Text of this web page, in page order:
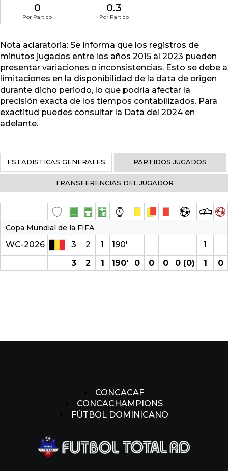
0
Por Partido
0.3
Por Partido
Nota aclaratoria: Se informa que los registros de
minutos jugados entre los años 2015 al 2023 pueden
presentar variaciones o inconsistencias. Esto se debe a
limitaciones en la disponibilidad de la data de origen
durante dicho periodo, lo que podría afectar la
precisión exacta de los tiempos contabilizados. Para
exactitud puedes consultar la Data del 2024 en
adelante.
ESTADISTICAS GENERALES PARTIDOS JUGADOS
TRANSFERENCIAS DEL JUGADOR
Copa Mundial de la FIFA
WC-2026 3 2 1 190′
1
3
2 1 190′ 0 0 0 0 (0) 1 0
CONCACAF
CONCACHAMPIONS
FÚTBOL DOMINICANO